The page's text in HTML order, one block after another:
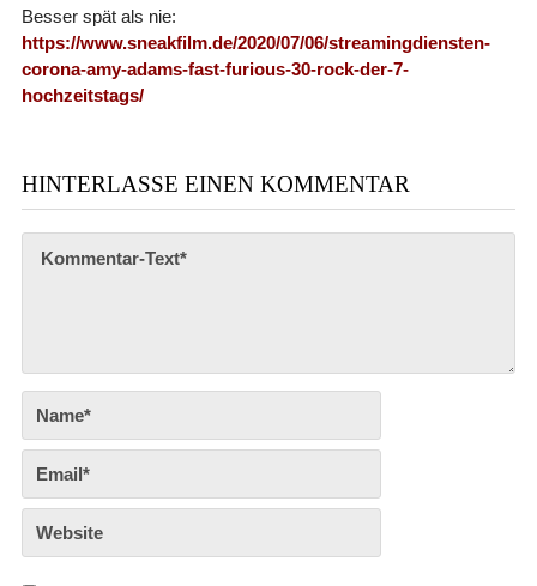
Besser spät als nie:
https://www.sneakfilm.de/2020/07/06/streamingdiensten-
corona-amy-adams-fast-furious-30-rock-der-7-
hochzeitstags/
HINTERLASSE EINEN KOMMENTAR